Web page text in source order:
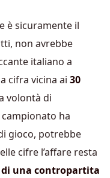
è sicuramente il
non avrebbe
italiano a
cifra vicina ai 30
volontà di
ha
gioco, potrebbe
cifre l’affare resta
una contropartita